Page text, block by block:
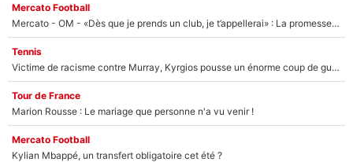
Mercato Football
Mercato - OM - «Dès que je prends un club, je t’appellerai» : La promesse de Marcelino au moment de claquer la porte
Tennis
Victime de racisme contre Murray, Kyrgios pousse un énorme coup de gueule !
Tour de France
Marion Rousse : Le mariage que personne n'a vu venir !
Mercato Football
Kylian Mbappé, un transfert obligatoire cet été ?